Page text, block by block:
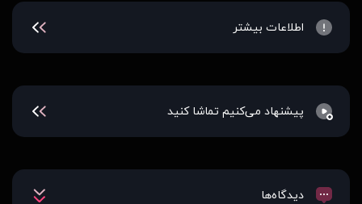
اطلاعات بیشتر
پیشنهاد می‌کنیم تماشا کنید
دیدگاه‌ها